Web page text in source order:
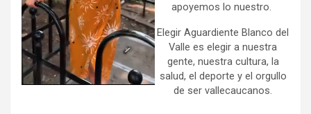
apoyemos lo nuestro.
Elegir Aguardiente Blanco del
Valle es elegir a nuestra
gente, nuestra cultura, la
salud, el deporte y el orgullo
de ser vallecaucanos.